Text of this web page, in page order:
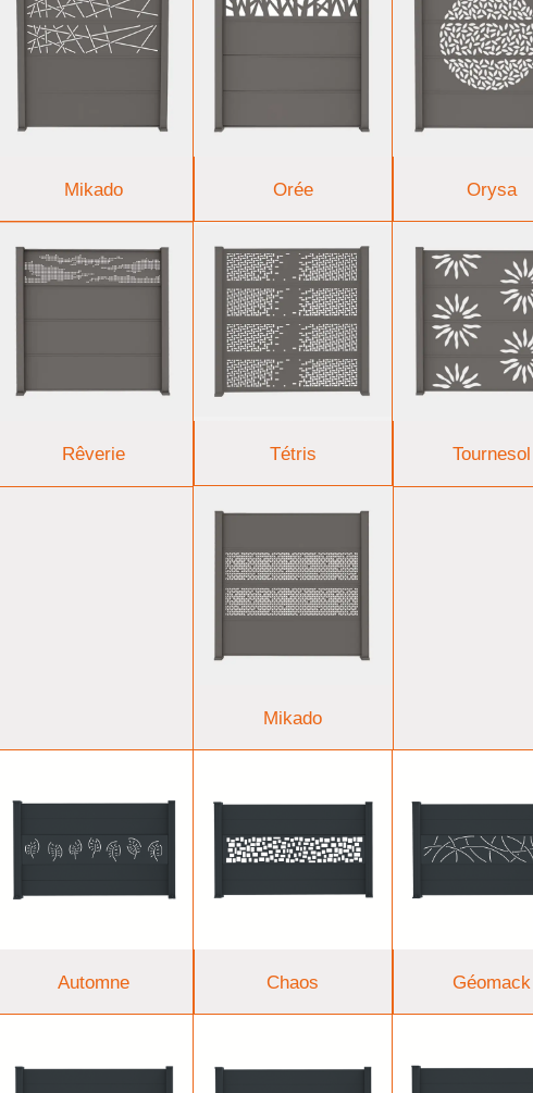
Mikado Orée Orysa
Rêverie Tétris Tournesol
Mikado
Automne Chaos Géomack